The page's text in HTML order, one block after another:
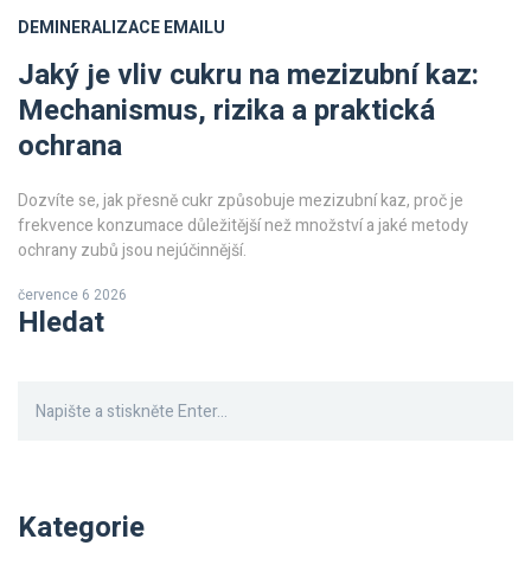
DEMINERALIZACE EMAILU
Jaký je vliv cukru na mezizubní kaz:
Mechanismus, rizika a praktická
ochrana
Dozvíte se, jak přesně cukr způsobuje mezizubní kaz, proč je
frekvence konzumace důležitější než množství a jaké metody
ochrany zubů jsou nejúčinnější.
července 6 2026
Hledat
Kategorie